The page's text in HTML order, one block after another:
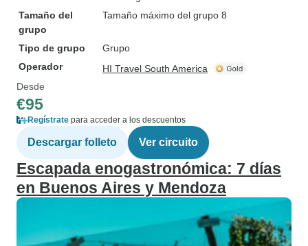
Tamaño del
grupo
Tamaño máximo del grupo 8
Tipo de grupo
Grupo
Operador
HI Travel South America
Desde
€95
Regístrate para acceder a los descuentos
Descargar folleto Ver circuito
Escapada enogastronómica: 7 días
en Buenos Aires y Mendoza